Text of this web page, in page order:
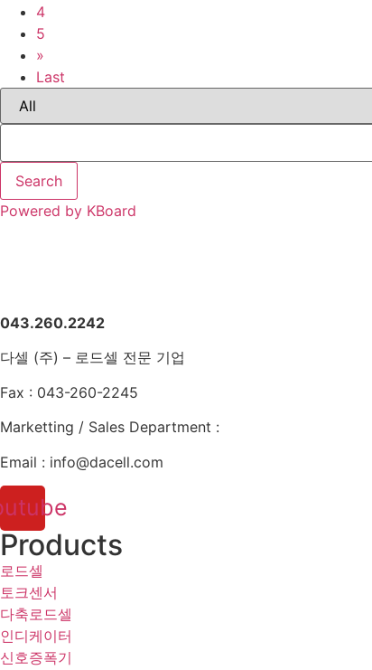
4
5
»
Last
Search
Powered by KBoard
043.260.2242
다셀 (주) – 로드셀 전문 기업
Fax : 043-260-2245
Marketting / Sales Department :
Email : info@dacell.com
Products
로드셀
토크센서
다축로드셀
인디케이터
신호증폭기